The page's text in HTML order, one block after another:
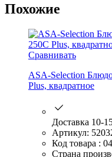
Похожие
Сравнивать
ASA-Selection
Plus, квадратное
Доставка 10-
Артикул:
Код товара :
Страна